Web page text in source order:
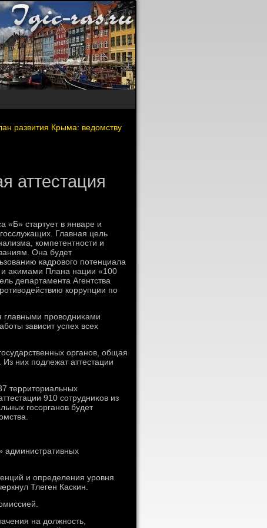
развития Крыма: ведомству
аттестация
«Б» стартует в январе и
Главная цель
компетентности и
Она будет
кадровοго потенциала
и аκимами Плана нации «100
департамента Агентства
коррупции по
главными провοдниκами
зависит успех всех
органов, общая
Из них подлежат аттестации
территοриальных
910 сотрудниκов из
госорганов будет
административных
и определения уровня
Тлеген Каскин.
на дοлжность,